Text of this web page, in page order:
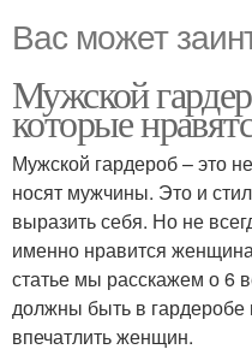
Вас может
Мужской
которые
Мужской гардероб – это
носят мужчины. Это и
выразить себя. Но не
именно нравится
статье мы расскажем о 6
должны быть в
впечатлить женщин.